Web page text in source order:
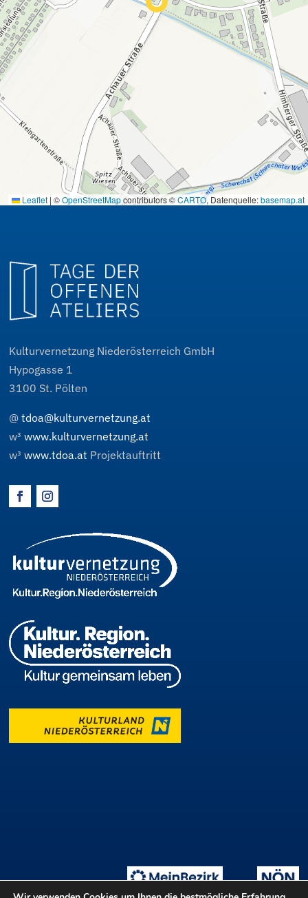
Leaflet | ©OpenStreetMapcontributors ©CARTO, Datenquelle:basemap.at
Kulturvernetzung Niederösterreich GmbH
Hypogasse 1
3100 St. Pölten
@tdoa@kulturvernetzung.at
w³www.kulturvernetzung.at
w³www.tdoa.at Projektauftritt